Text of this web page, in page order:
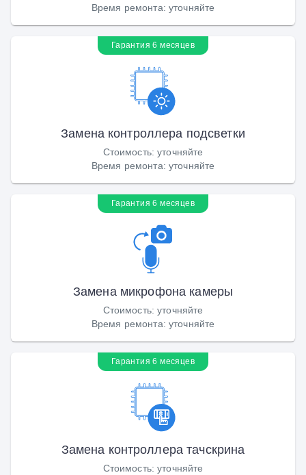
Время ремонта: уточняйте
Гарантия 6 месяцев
Замена контроллера подсветки
Стоимость:уточняйте
Время ремонта: уточняйте
Гарантия 6 месяцев
Замена микрофона камеры
Стоимость:уточняйте
Время ремонта: уточняйте
Гарантия 6 месяцев
Замена контроллера тачскрина
Стоимость:уточняйте